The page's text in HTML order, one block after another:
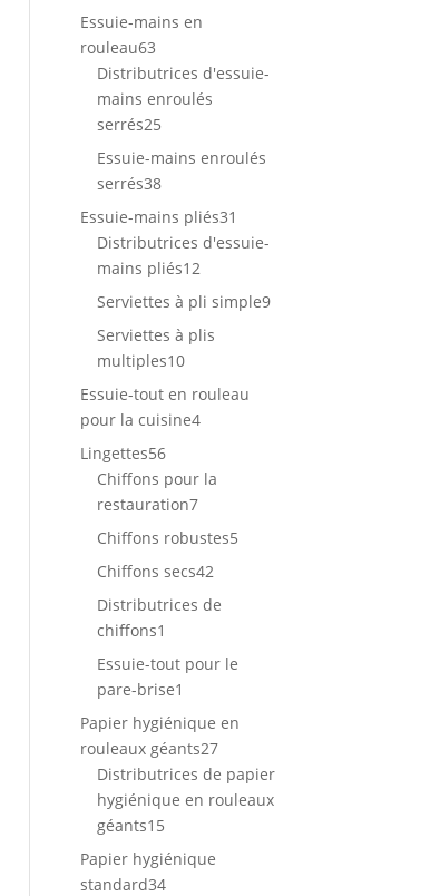
Essuie-mains en
rouleau63
produits
Distributrices d'essuie-
mains enroulés
serrés25
produits
Essuie-mains enroulés
serrés3838
produits
Essuie-mains pliés31
produits
Distributrices d'essuie-
mains pliés12
produits
Serviettes à pli simple99
Serviettes à plis
multiples1010
produits
Essuie-tout en rouleau
pour la cuisine44
Lingettes5656
produits
Chiffons pour la
restauration77
produits
Chiffons robustes5
Chiffons secs42
Distributrices de
chiffons1
produit
Essuie-tout pour le
pare-brise1
produit
Papier hygiénique en
rouleaux géants2727
produits
Distributrices de papier
hygiénique en rouleaux
géants15
produits
Papier hygiénique
standard3434